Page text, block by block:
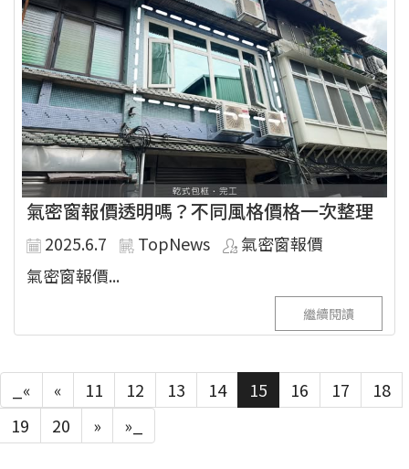
氣密窗報價透明嗎？不同風格價格一次整理
2025.6.7 TopNews
氣密窗報價
氣密窗報價...
繼續閱讀
_« « 11 12 13 14 15 16 17
18
19
20 » »_